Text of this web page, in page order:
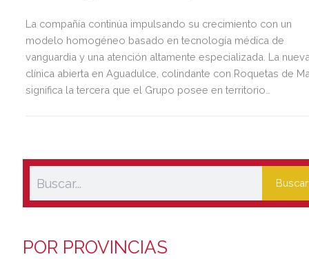
La compañía continúa impulsando su crecimiento con un
modelo homogéneo basado en tecnología médica de
vanguardia y una atención altamente especializada. La
clínica abierta en Aguadulce, colindante con Roquetas de
significa la tercera que el Grupo posee en territorio
Buscar
POR PROVINCIAS